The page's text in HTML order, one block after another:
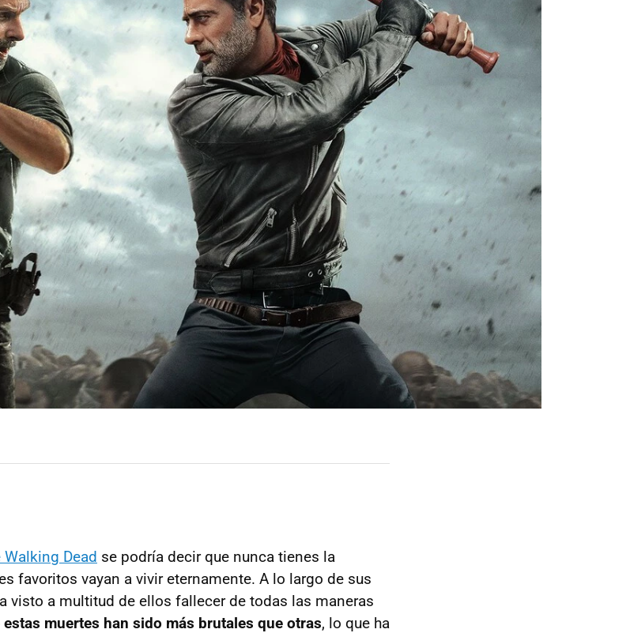
Walking Dead se podría decir que nunca tienes la
favoritos vayan a vivir eternamente. A lo largo de sus
visto a multitud de ellos fallecer de todas las maneras
muertes han sido más brutales que otras, lo que ha